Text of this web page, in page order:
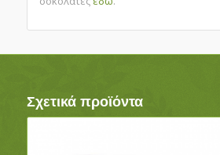
Σχετικά προϊόντα